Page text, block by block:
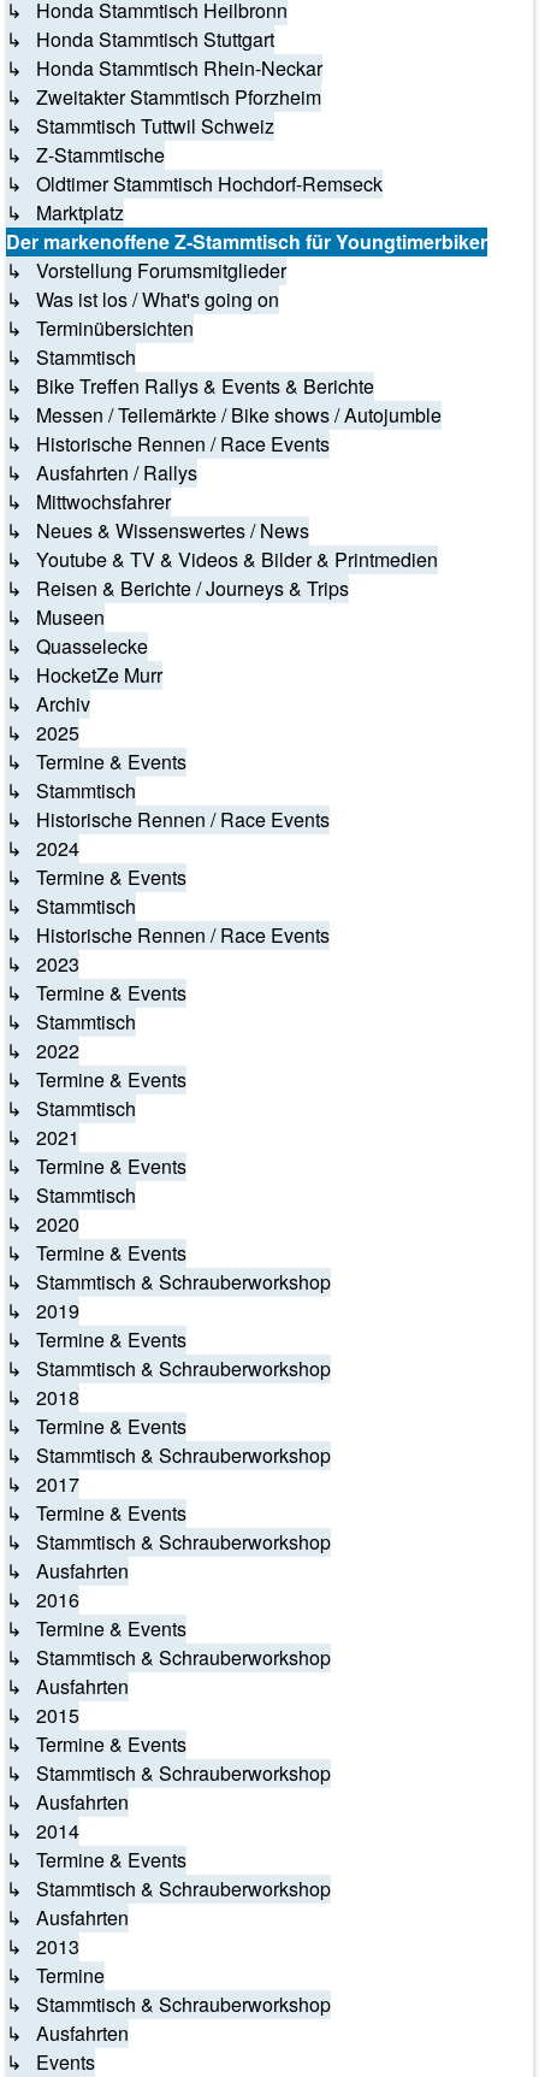
↳ Honda Stammtisch Heilbronn
↳ Honda Stammtisch Stuttgart
↳ Honda Stammtisch Rhein-Neckar
↳ Zweitakter Stammtisch Pforzheim
↳ Stammtisch Tuttwil Schweiz
↳ Z-Stammtische
↳ Oldtimer Stammtisch Hochdorf-Remseck
↳ Marktplatz
Der markenoffene Z-Stammtisch für Youngtimerbiker
↳ Vorstellung Forumsmitglieder
↳ Was ist los / What's going on
↳ Terminübersichten
↳ Stammtisch
↳ Bike Treffen Rallys & Events & Berichte
↳ Messen / Teilemärkte / Bike shows / Autojumble
↳ Historische Rennen / Race Events
↳ Ausfahrten / Rallys
↳ Mittwochsfahrer
↳ Neues & Wissenswertes / News
↳ Youtube & TV & Videos & Bilder & Printmedien
↳ Reisen & Berichte / Journeys & Trips
↳ Museen
↳ Quasselecke
↳ HocketZe Murr
↳ Archiv
↳ 2025
↳ Termine & Events
↳ Stammtisch
↳ Historische Rennen / Race Events
↳ 2024
↳ Termine & Events
↳ Stammtisch
↳ Historische Rennen / Race Events
↳ 2023
↳ Termine & Events
↳ Stammtisch
↳ 2022
↳ Termine & Events
↳ Stammtisch
↳ 2021
↳ Termine & Events
↳ Stammtisch
↳ 2020
↳ Termine & Events
↳ Stammtisch & Schrauberworkshop
↳ 2019
↳ Termine & Events
↳ Stammtisch & Schrauberworkshop
↳ 2018
↳ Termine & Events
↳ Stammtisch & Schrauberworkshop
↳ 2017
↳ Termine & Events
↳ Stammtisch & Schrauberworkshop
↳ Ausfahrten
↳ 2016
↳ Termine & Events
↳ Stammtisch & Schrauberworkshop
↳ Ausfahrten
↳ 2015
↳ Termine & Events
↳ Stammtisch & Schrauberworkshop
↳ Ausfahrten
↳ 2014
↳ Termine & Events
↳ Stammtisch & Schrauberworkshop
↳ Ausfahrten
↳ 2013
↳ Termine
↳ Stammtisch & Schrauberworkshop
↳ Ausfahrten
↳ Events